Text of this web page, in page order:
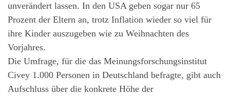
unverändert lassen. In den USA geben sogar nur 65
Prozent der Eltern an, trotz Inflation wieder so viel für
ihre Kinder auszugeben wie zu Weihnachten des
Vorjahres.
Die Umfrage, für die das Meinungsforschungsinstitut
Civey 1.000 Personen in Deutschland befragte, gibt auch
Aufschluss über die konkrete Höhe der